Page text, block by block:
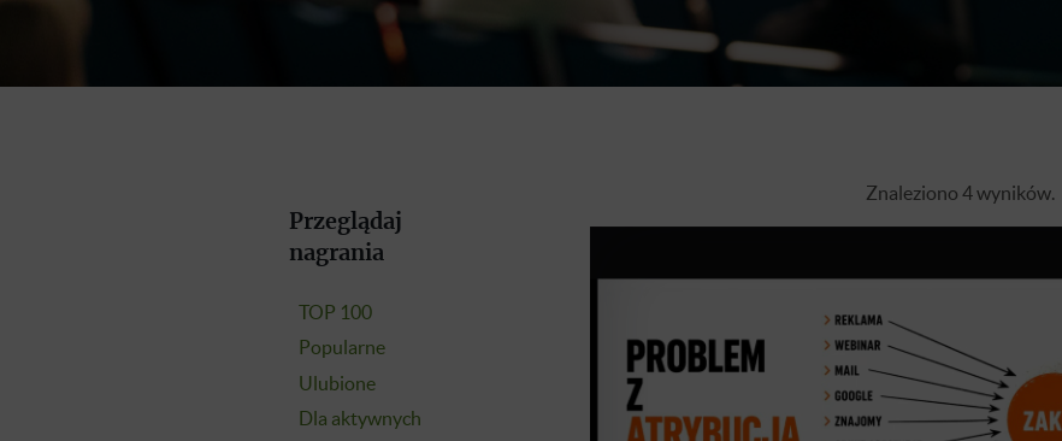
Przeglądaj
nagrania
TOP 100
Popularne
Ulubione
Dla aktywnych
Znaleziono 4 wyników.